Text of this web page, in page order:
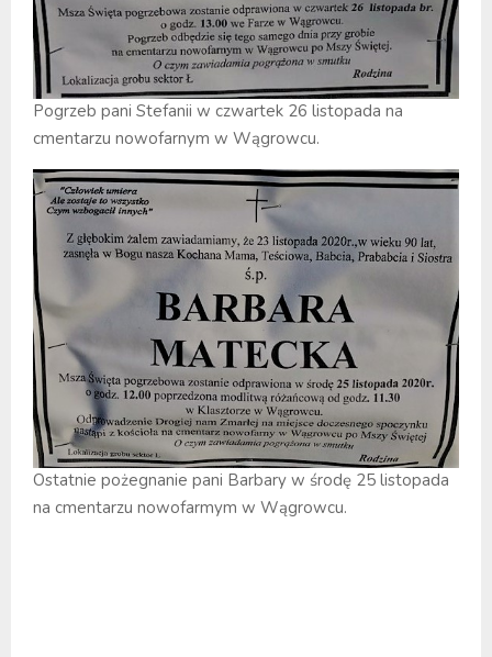
Pogrzeb pani Stefanii w czwartek 26 listopada na
cmentarzu nowofarnym w Wągrowcu.
Ostatnie pożegnanie pani Barbary w środę 25 listopada
na cmentarzu nowofarmym w Wągrowcu.